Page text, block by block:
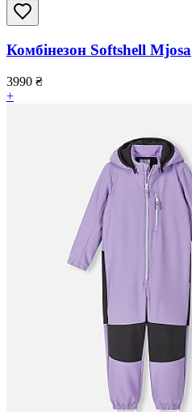
Комбінезон Softshell Mjosa
3990 ₴
+